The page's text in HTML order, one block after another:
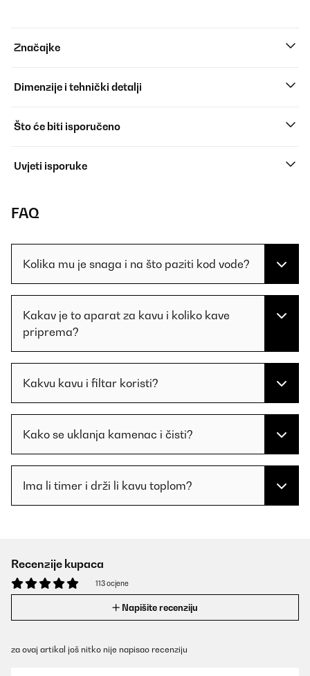
Značajke
Dimenzije i tehnički detalji
Što će biti isporučeno
Uvjeti isporuke
FAQ
Kolika mu je snaga i na što paziti kod vode?
Kakav je to aparat za kavu i koliko kave
priprema?
Kakvu kavu i filtar koristi?
Kako se uklanja kamenac i čisti?
Ima li timer i drži li kavu toplom?
Recenzije kupaca
113 ocjene
Napišite recenziju
za ovaj artikal još nitko nije napisao recenziju